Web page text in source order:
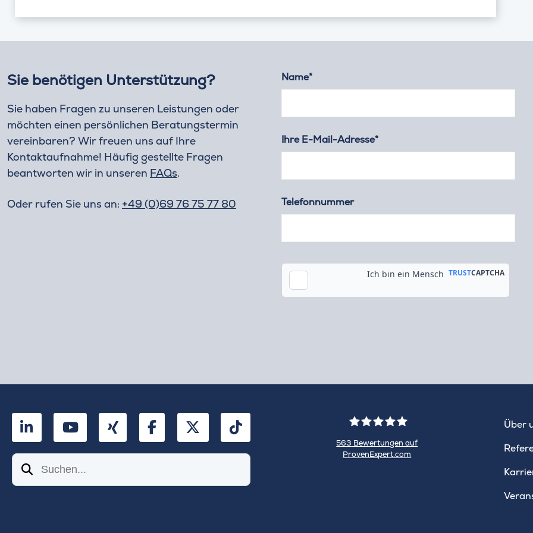
Sie benötigen Unterstützung?
Sie haben Fragen zu unseren Leistungen oder
möchten einen persönlichen Beratungstermin
vereinbaren? Wir freuen uns auf Ihre
Kontaktaufnahme! Häufig gestellte Fragen
beantworten wir in unseren FAQs.
Oder rufen Sie uns an: +49 (0)69 76 75 77 80
Name*
Ihre E-Mail-Adresse*
Telefonnummer
LinkedInYouTubeXing FacebookTwitterTikTok
Suchen
WINHELLER
563 Bewertungen auf
ProvenExpert.com
Über